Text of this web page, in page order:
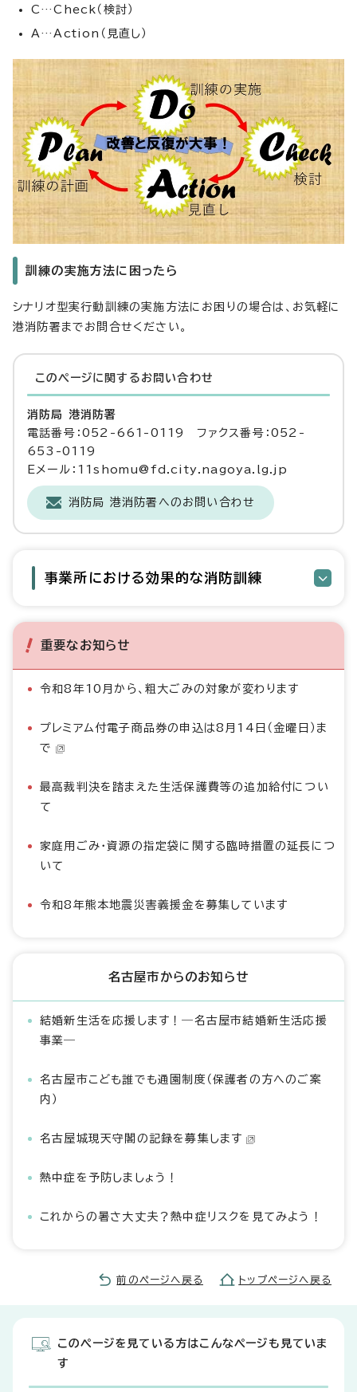
C…Check（検討）
A…Action（見直し）
訓練の実施方法に困ったら
シナリオ型実行動訓練の実施方法にお困りの場合は、お気軽に
港消防署までお問合せください。
このページに関する お問い合わせ
消防局 港消防署
電話番号：052-661-0119 ファクス番号：052-
653-0119
Eメール：11shomu@fd.city.nagoya.lg.jp
消防局 港消防署へのお問い合わせ
事業所における効果的な消防訓練
重要なお知らせ
令和8年10月から、粗大ごみの対象が変わります
プレミアム付電子商品券の申込は8月14日（金曜日）ま
で
最高裁判決を踏まえた生活保護費等の追加給付につい
て
家庭用ごみ・資源の指定袋に関する臨時措置の延長につ
いて
令和8年熊本地震災害義援金を募集しています
名古屋市からのお知らせ
結婚新生活を応援します！―名古屋市結婚新生活応援
事業―
名古屋市こども誰でも通園制度（保護者の方へのご案
内）
名古屋城現天守閣の記録を募集します
熱中症を予防しましょう！
これからの暑さ大丈夫？熱中症リスクを見てみよう！
前のページへ戻る トップページへ戻る
このページを見ている方はこんなページも見ていま
す